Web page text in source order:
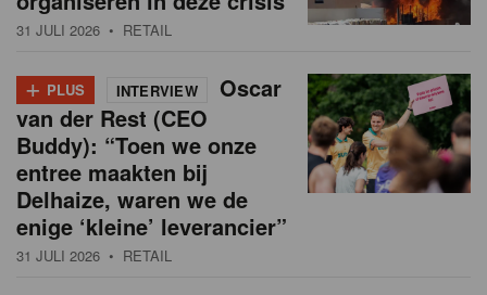
31 JULI 2026 • RETAIL
+ PLUS INTERVIEW
Oscar
van der Rest (CEO
Buddy): “Toen we onze
entree maakten bij
Delhaize, waren we de
enige ‘kleine’ leverancier”
31 JULI 2026 • RETAIL